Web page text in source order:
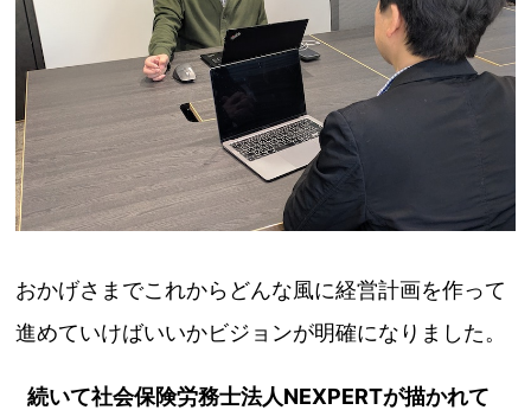
おかげさまでこれからどんな風に経営計画を作って
進めていけばいいかビジョンが明確になりました。
続いて社会保険労務士法人NEXPERTが描かれて